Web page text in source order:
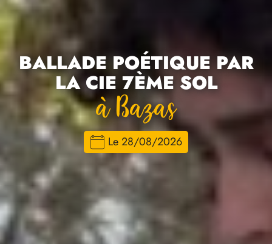
BALLADE POÉTIQUE PAR
LA CIE 7ÈME SOL
À Bazas
Le 28/08/2026